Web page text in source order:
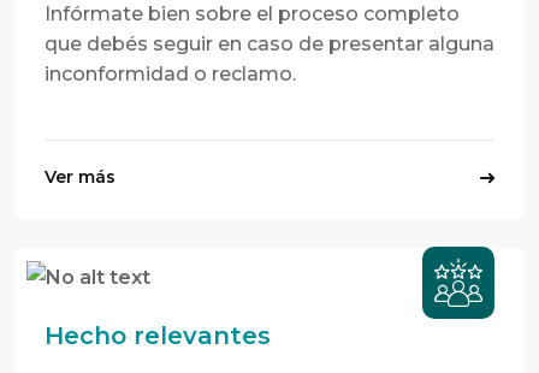
Infórmate bien sobre el proceso completo
que debés seguir en caso de presentar alguna
inconformidad o reclamo.
Ver más
Hecho relevantes